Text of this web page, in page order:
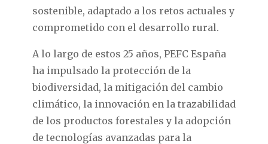
sostenible, adaptado a los retos actuales y
comprometido con el desarrollo rural.
A lo largo de estos 25 años, PEFC España
ha impulsado la protección de la
biodiversidad, la mitigación del cambio
climático, la innovación en la trazabilidad
de los productos forestales y la adopción
de tecnologías avanzadas para la